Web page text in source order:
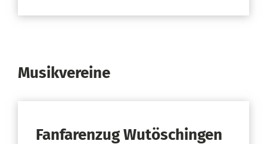
Musikvereine
Fanfarenzug Wutöschingen